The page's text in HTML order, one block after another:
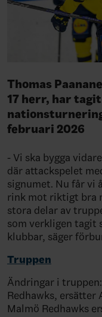
Thomas
17 herr, har
februari 2026
- Vi ska bygga
där attackspelet
signumet. Nu får vi
rink mot riktigt bra
stora delar av
som verkligen tagit
klubbar, säger
Truppen
Ändringar i
Redhawks, ersätter
Malmö Redhawks